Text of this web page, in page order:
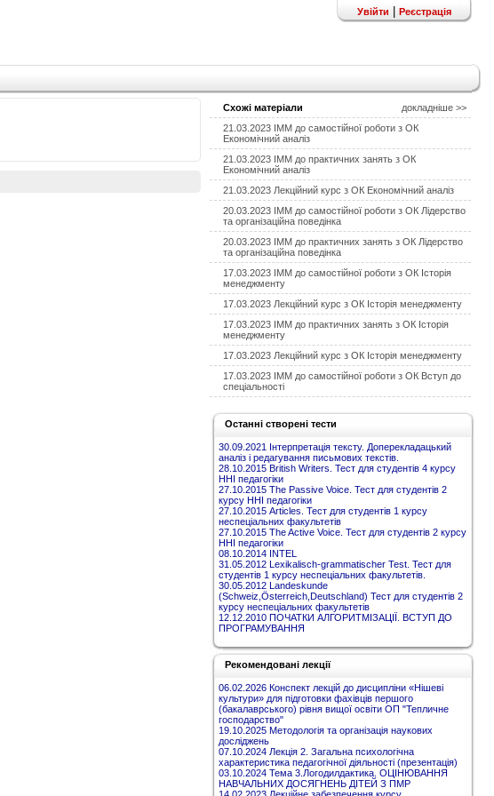
Увійти Реєстрація
Схожі матеріали
докладніше >>
21.03.2023 ІММ до самостійної роботи з ОК
Економічний аналіз
21.03.2023 ІММ до практичних занять з ОК
Економічний аналіз
21.03.2023 Лекційний курс з ОК Економічний аналіз
20.03.2023 ІММ до самостійної роботи з ОК Лідерство
та організаційна поведінка
20.03.2023 ІММ до практичних занять з ОК Лідерство
та організаційна поведінка
17.03.2023 ІММ до самостійної роботи з ОК Історія
менеджменту
17.03.2023 Лекційний курс з ОК Історія менеджменту
17.03.2023 ІММ до практичних занять з ОК Історія
менеджменту
17.03.2023 Лекційний курс з ОК Історія менеджменту
17.03.2023 ІММ до самостійної роботи з ОК Вступ до
спеціальності
Останні створені тести
30.09.2021 Інтерпретація тексту. Доперекладацький
аналіз і редагування письмових текстів.
28.10.2015 British Writers. Тест для студентів 4 курсу
ННІ педагогіки
27.10.2015 The Passive Voice. Тест для студентів 2
курсу ННІ педагогіки
27.10.2015 Articles. Тест для студентів 1 курсу
неспеціальних факультетів
27.10.2015 The Active Voice. Тест для студентів 2 курсу
ННІ педагогіки
08.10.2014 INTEL
31.05.2012 Lexikalisch-grammatischer Test. Тест для
студентів 1 курсу неспеціальних факультетів.
30.05.2012 Landeskunde
(Schweiz,Österreich,Deutschland) Тест для студентів 2
курсу неспеціальних факультетів
12.12.2010 ПОЧАТКИ АЛГОРИТМІЗАЦІЇ. ВСТУП ДО
ПРОГРАМУВАННЯ
Рекомендовані лекції
06.02.2026 Конспект лекцій до дисципліни «Нішеві
культури» для підготовки фахівців першого
(бакалаврського) рівня вищої освіти ОП "Тепличне
господарство"
19.10.2025 Методологія та організація наукових
досліджень
07.10.2024 Лекція 2. Загальна психологічна
характеристика педагогічної діяльності (презентація)
03.10.2024 Тема 3.Логодилдактика. ОЦІНЮВАННЯ
НАВЧАЛЬНИХ ДОСЯГНЕНЬ ДІТЕЙ З ПМР